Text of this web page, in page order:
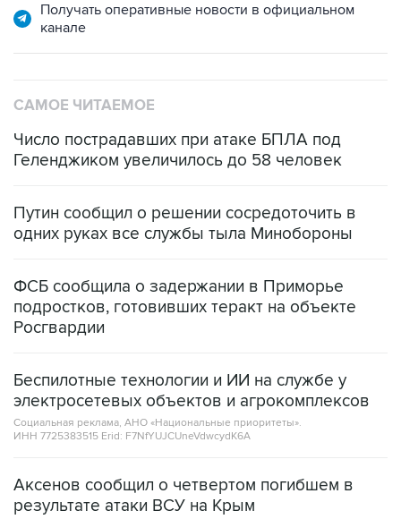
Получать оперативные новости в официальном
канале
САМОЕ ЧИТАЕМОЕ
Число пострадавших при атаке БПЛА под
Геленджиком увеличилось до 58 человек
Путин сообщил о решении сосредоточить в
одних руках все службы тыла Минобороны
ФСБ сообщила о задержании в Приморье
подростков, готовивших теракт на объекте
Росгвардии
Беспилотные технологии и ИИ на службе у
электросетевых объектов и агрокомплексов
Социальная реклама, АНО «Национальные приоритеты».
ИНН 7725383515 Erid: F7NfYUJCUneVdwcydK6A
Аксенов сообщил о четвертом погибшем в
результате атаки ВСУ на Крым